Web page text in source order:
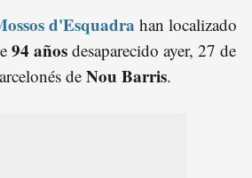
d'Esquadra han localizado
94 años desaparecido ayer, 27 de
de Nou Barris.